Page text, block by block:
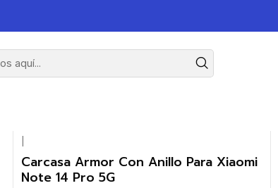
Carcasa Armor Con Anillo Para Xiaomi
Note 14 Pro 5G